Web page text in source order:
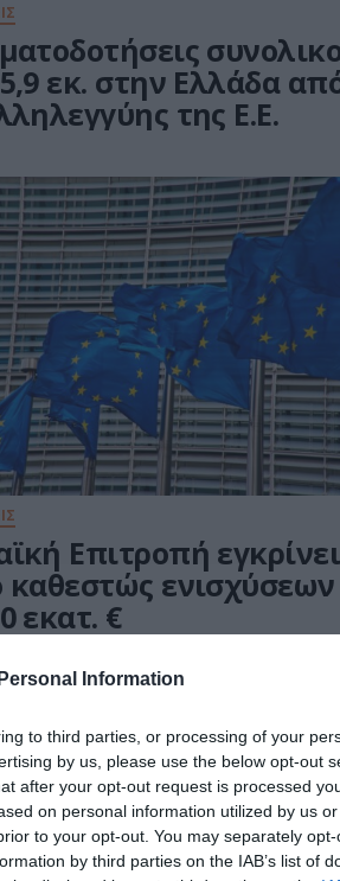
Information
to third parties, or processing of your
by us, please use the below opt-out
after your opt-out request is processed
on personal information utilized by us
to your opt-out. You may separately
by third parties on the IAB’s list of
εκ. στην Ελλάδα
της Ε.Ε.
Επιτροπή εγκρίνει
καθεστώς ενισχύσεων
εκατ. €